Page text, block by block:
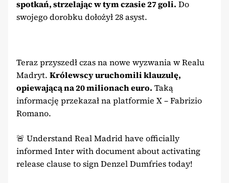
spotkań, strzelając w tym czasie 27 goli. Do
swojego dorobku dołożył 28 asyst.
Teraz przyszedł czas na nowe wyzwania w Realu
Madryt. Królewscy uruchomili klauzulę,
opiewającą na 20 milionach euro. Taką
informację przekazał na platformie X – Fabrizio
Romano.
🚨 Understand Real Madrid have officially
informed Inter with document about activating
release clause to sign Denzel Dumfries today!